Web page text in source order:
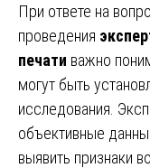
При ответе на
проведения
печати важно
могут быть
исследования.
объективные
выявить признаки